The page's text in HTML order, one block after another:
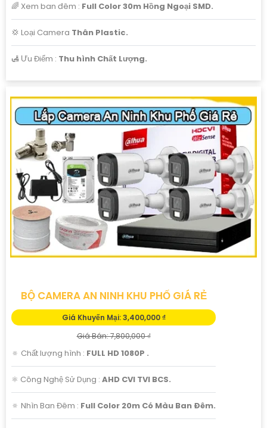
🌈 Xem ban đêm : Full Color 30m Hồng Ngoại SMD.
💢 Loại Camera Thân Plastic.
️🛃 Ưu Điểm : Thu hình Chất Lượng.
BỘ CAMERA AN NINH KHU PHỐ GIÁ RẺ
Giá Khuyến Mại: 3,400,000 ₫
Giá Bán: 7,800,000 ₫
🔅 Chất lượng hình : FULL HD 1080P .
⚛️ Công Nghệ Sử Dụng : AHD CVI TVI BCS.
🔅 Nhìn Ban Đêm : Full Color 20m Có Màu Ban Ðêm.